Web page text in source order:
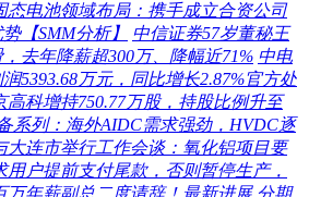
态电池领域布局：携手成立合资公司
【SMM分析】
中信证券57岁董秘王
去年降薪超300万、降幅近71% 中电
5393.68万元，同比增长2.87%官方处
高科增持750.77万股，持股比例升至
系列：海外AIDC需求强劲，HVDC逐
大连市举行工作会谈：氧化铝项目要
用户提前支付尾款，否则暂停生产，